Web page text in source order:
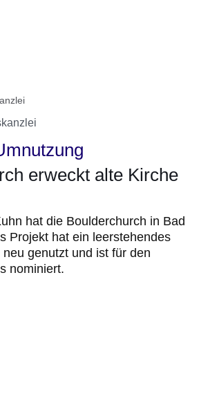
erweckt alte Kirche
hat die Boulderchurch in Bad
Projekt hat ein leerstehendes
genutzt und ist für den
nominiert.